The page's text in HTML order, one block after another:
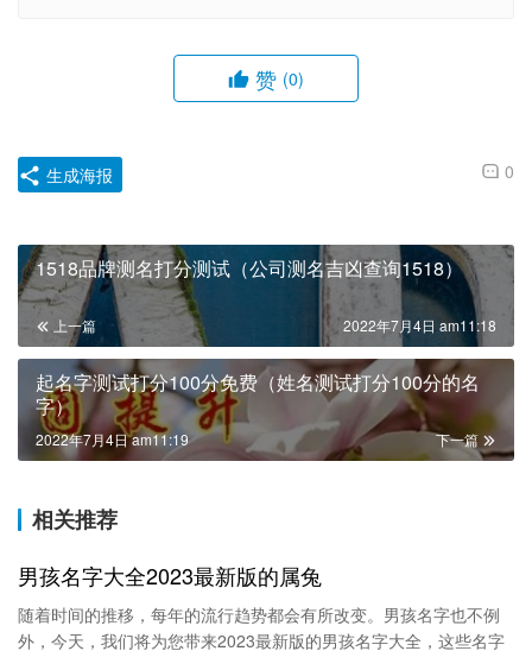
赞 (0)
0
生成海报
1518品牌测名打分测试（公司测名吉凶查询1518）
上一篇 2022年7月4日 am11:18
起名字测试打分100分免费（姓名测试打分100分的名
字）
下一篇
2022年7月4日 am11:19
相关推荐
男孩名字大全2023最新版的属兔
随着时间的推移，每年的流行趋势都会有所改变。男孩名字也不例
外，今天，我们将为您带来2023最新版的男孩名字大全，这些名字